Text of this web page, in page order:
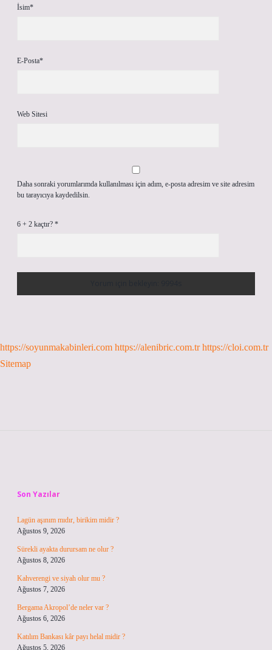
İsim*
E-Posta*
Web Sitesi
Daha sonraki yorumlarımda kullanılması için adım, e-posta adresim ve site adresim
bu tarayıcıya kaydedilsin.
6 + 2 kaçtır? *
https://soyunmakabinleri.com https://alenibric.com.tr https://cloi.com.tr
Sitemap
Son Yazılar
Lagün aşınım mıdır, birikim midir ?
Ağustos 9, 2026
Sürekli ayakta durursam ne olur ?
Ağustos 8, 2026
Kahverengi ve siyah olur mu ?
Ağustos 7, 2026
Bergama Akropol’de neler var ?
Ağustos 6, 2026
Katılım Bankası kâr payı helal midir ?
Ağustos 5, 2026